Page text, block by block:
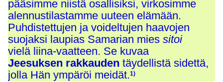
pääsimme niistä osallisiksi, virkosimme
alennustilastamme uuteen elämään.
Puhdistettujen ja voideltujen haavojen
suojaksi laupias Samarian miessitoi
vieläliina-vaatteen. Se kuvaa
Jeesuksen rakkauden täydellistä sidettä,
jolla Hän ympäröi meidät.1)